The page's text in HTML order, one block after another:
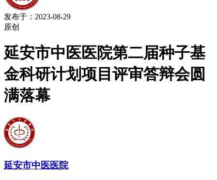
发布于：2023-08-29
原创
延安市中医医院第二届种子基
金科研计划项目评审答辩会圆
满落幕
延安市中医医院